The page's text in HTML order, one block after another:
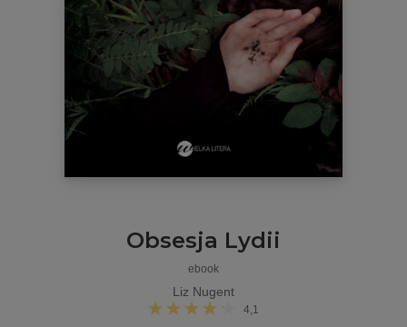
Obsesja Lydii
ebook
Liz Nugent
4,1